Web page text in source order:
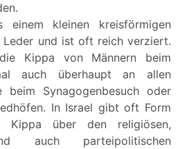
einem kleinen kreisförmigen
und ist oft reich verziert.
Kippa von Männern beim
auch überhaupt an allen
beim Synagogenbesuch oder
In Israel gibt oft Form
Kippa über den religiösen,
auch parteipolitischen